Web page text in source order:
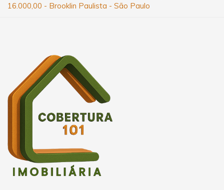
16.000,00 - Brooklin Paulista - São Paulo